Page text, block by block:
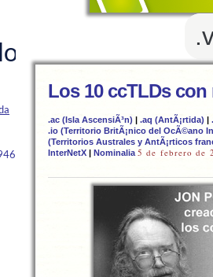
Los 10 ccTLDs
.ac (Isla AscensiÃ³n) | .aq (AntÃ¡rtida) |
.io (Territorio BritÃ¡nico del OcÃ©ano
(Territorios Australes y AntÃ¡rticos
InterNetX | Nominalia 5 de febrero de